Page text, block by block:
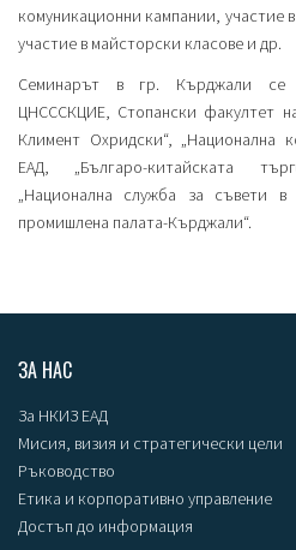
комуникационни кампании, участие
участие в майсторски класове и др.
Семинарът в гр. Кърджали се
ЦНСССКЦИЕ, Стопански факултет
Климент Охридски“, „Национална
ЕАД, „Българо-китайската
„Национална служба за съвети в
промишлена палата-Кърджали“.
ЗА НАС
За НКИЗ ЕАД
Мисия, визия и стратегически цели
Ръководство
Етика и корпоративно управление
Достъп до информация